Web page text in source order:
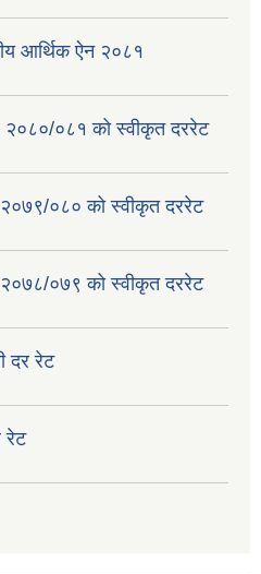
आर्थिक ऐन २०८१
२०८०/०८१ को स्वीकृत दररेट
२०७९/०८० को स्वीकृत दररेट
२०७८/०७९ को स्वीकृत दररेट
दर रेट
रेट